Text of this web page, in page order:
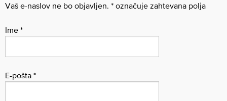
Vaš e-naslov ne bo objavljen. * označuje zahtevana polja
Ime *
E-pošta *